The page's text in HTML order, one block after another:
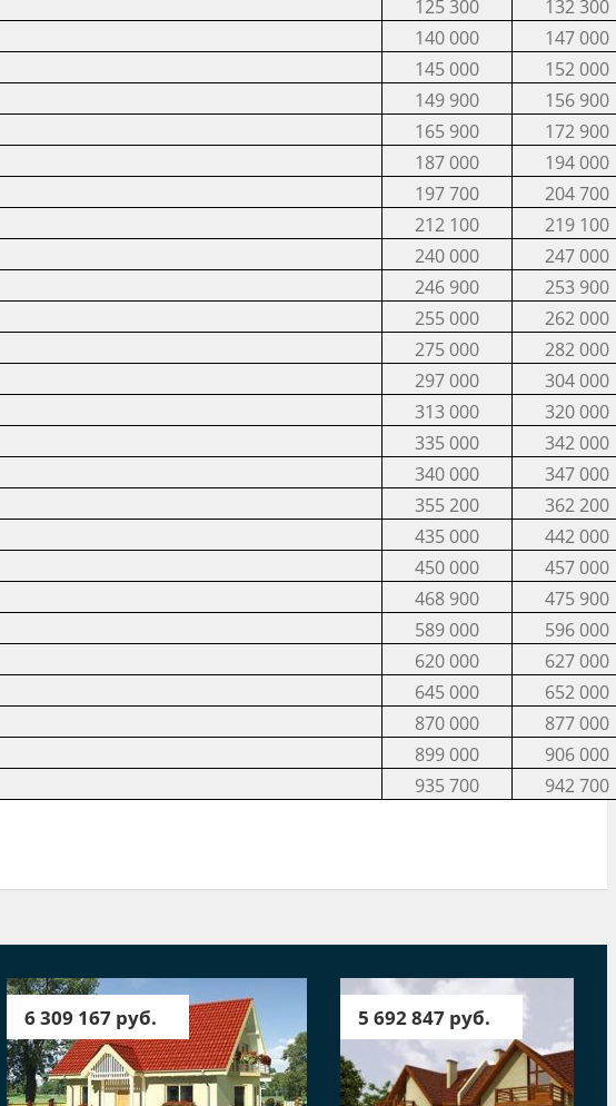
125 300
132 300
140 000
147 000
145 000
152 000
149 900
156 900
165 900
172 900
187 000
194 000
197 700
204 700
212 100
219 100
240 000
247 000
246 900
253 900
255 000
262 000
275 000
282 000
297 000
304 000
313 000
320 000
335 000
342 000
340 000
347 000
355 200
362 200
435 000
442 000
450 000
457 000
468 900
475 900
589 000
596 000
620 000
627 000
645 000
652 000
870 000
877 000
899 000
906 000
935 700 942 700
6 309 167 руб. 5 692 847 руб.